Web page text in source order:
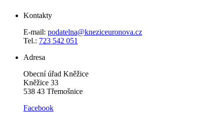
Kontakty
E-mail: podatelna@kneziceuronova.cz
Tel.: 723 542 051
Adresa
Obecní úřad Kněžice
Kněžice 33
538 43 Třemošnice
Facebook